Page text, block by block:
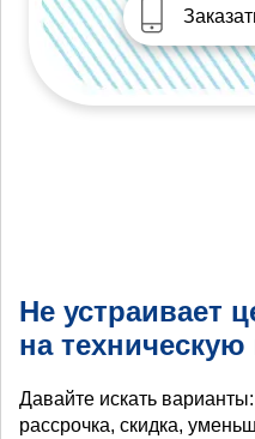
Не устраивает
на
Давайте искать варианты:
рассрочка, скидка,